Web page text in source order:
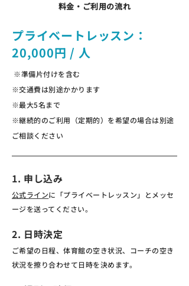
料金・ご利用の流れ
プライベートレッスン：
20,000円 / 人
※準備片付けを含む
※交通費は別途かかります
※最大5名まで
※継続的のご利用（定期的）を希望の場合は別途
ご相談ください
1. 申し込み
公式ラインに「プライベートレッスン」とメッセ
ージを送ってください。
2. 日時決定
ご希望の日程、体育館の空き状況、コーチの空き
状況を擦り合わせて日時を決めます。